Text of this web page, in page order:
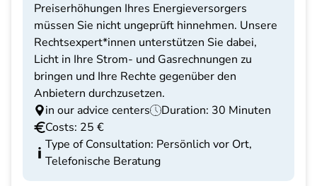
Preiserhöhungen Ihres Energieversorgers
müssen Sie nicht ungeprüft hinnehmen. Unsere
Rechtsexpert*innen unterstützen Sie dabei,
Licht in Ihre Strom- und Gasrechnungen zu
bringen und Ihre Rechte gegenüber den
Anbietern durchzusetzen.
in our advice centers
Duration: 30 Minuten
Costs: 25 €
Type of Consultation: Persönlich vor Ort,
Telefonische Beratung